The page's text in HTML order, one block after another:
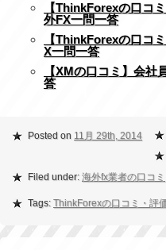
【ThinkForexの口コ
外FX一問一答
【ThinkForexの口コ
X一問一答
【XMの口コミ】会社
答
Posted on 11月 29th, 2014
Filed under: 海外fx業者の口コミ
Tags: ThinkForexの口コミ・評